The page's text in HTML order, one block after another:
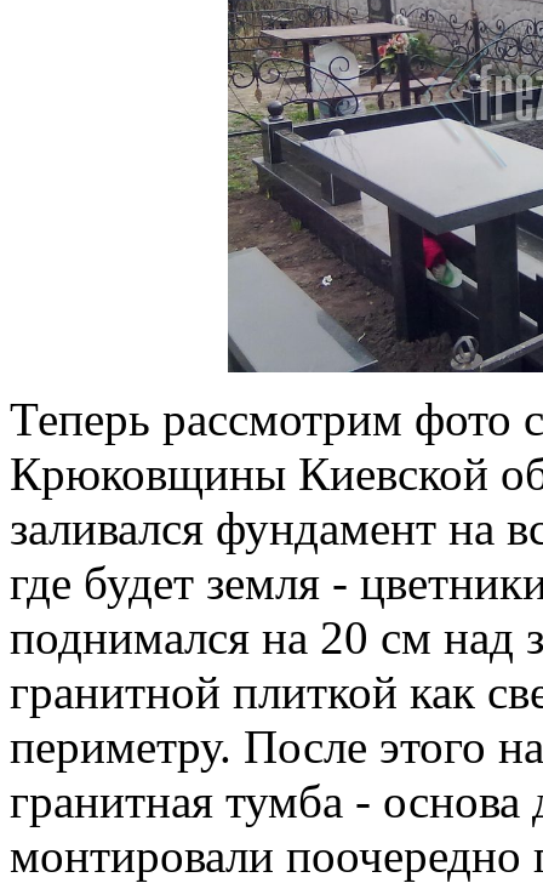
Теперь рассмотрим фото
Крюковщины Киевской
заливался фундамент на
где будет земля -
поднимался на 20 см над
гранитной плиткой как
периметру. После этого
гранитная тумба -
монтировали поочередно